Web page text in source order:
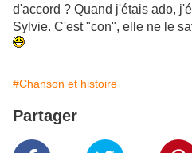
d'accord ? Quand j'étais ado,
Sylvie. C'est "con", elle ne le
#Chanson et histoire
Partager